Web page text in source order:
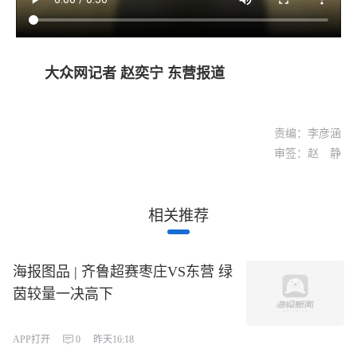
大众网记者 赵奕宁 东营报道
责编：李彦涵
审签：赵 静
相关推荐
海报图品 | 齐鲁超赛枣庄VS东营 绿
茵较量一决高下
APP打开 0 昨天16:18